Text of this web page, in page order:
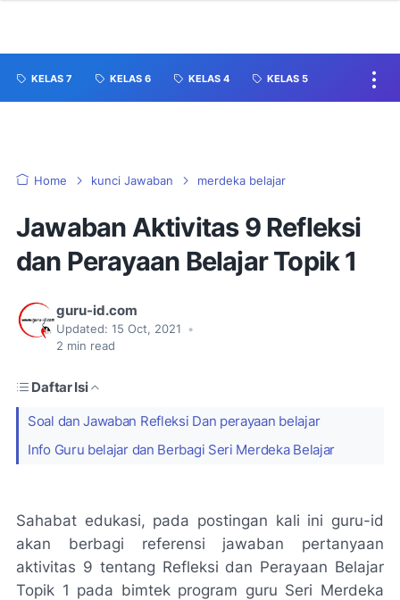
KELAS 7 KELAS 6 KELAS 4 KELAS 5
Home kunci Jawaban merdeka belajar
Jawaban Aktivitas 9 Refleksi
dan Perayaan Belajar Topik 1
guru-id.com
Updated: 15 Oct, 2021
•
2 min read
Daftar Isi
Soal dan Jawaban Refleksi Dan perayaan belajar
Info Guru belajar dan Berbagi Seri Merdeka Belajar
Sahabat edukasi, pada postingan kali ini guru-id
akan berbagi referensi jawaban pertanyaan
aktivitas 9 tentang Refleksi dan Perayaan Belajar
Topik 1 pada bimtek program guru Seri Merdeka